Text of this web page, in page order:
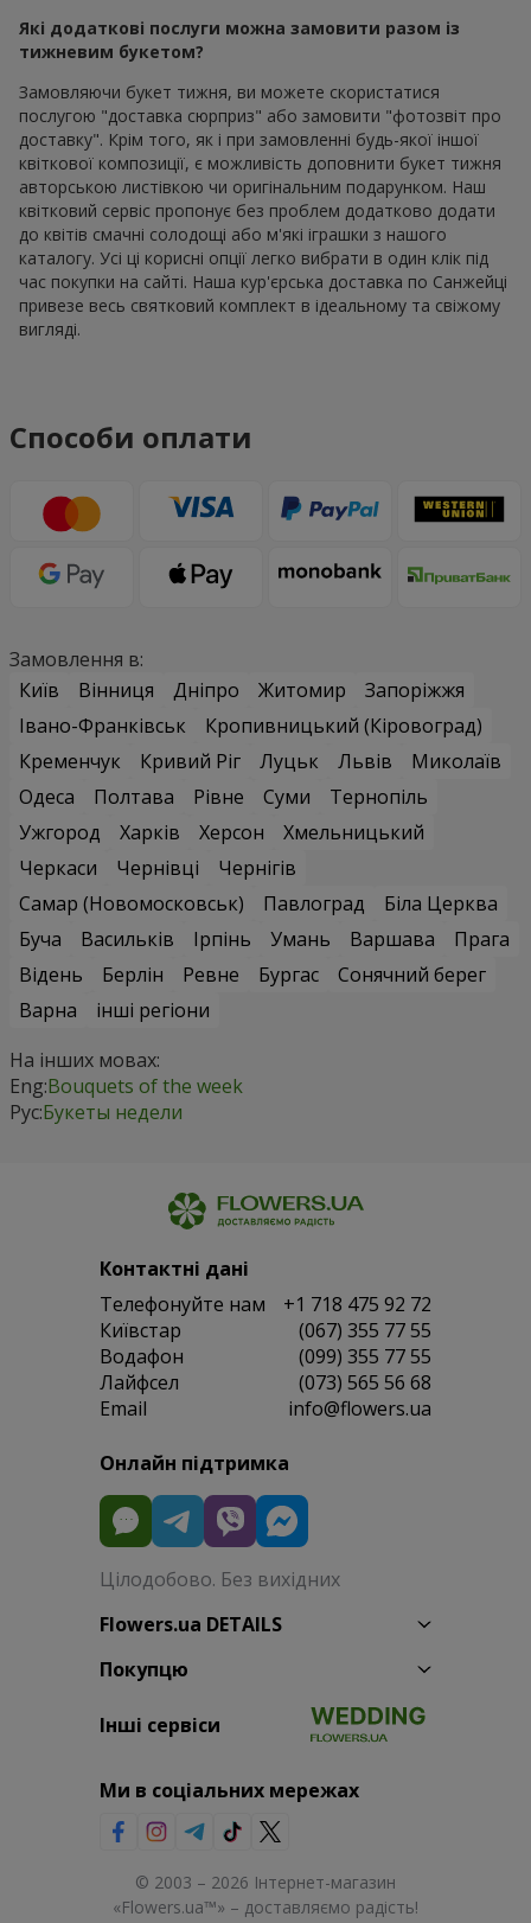
Які додаткові послуги можна замовити разом із
тижневим букетом?
Замовляючи букет тижня, ви можете скористатися
послугою "доставка сюрприз" або замовити "фотозвіт про
доставку". Крім того, як і при замовленні будь-якої іншої
квіткової композиції, є можливість доповнити букет тижня
авторською листівкою чи оригінальним подарунком. Наш
квітковий сервіс пропонує без проблем додатково додати
до квітів смачні солодощі або м'які іграшки з нашого
каталогу. Усі ці корисні опції легко вибрати в один клік під
час покупки на сайті. Наша кур'єрська доставка по Санжейці
привезе весь святковий комплект в ідеальному та свіжому
вигляді.
Способи оплати
Замовлення в:
Київ
Вінниця Дніпро Житомир
Запоріжжя
Івано-Франківськ
Кропивницький (Кіровоград)
Кременчук
Кривий Ріг Луцьк Львів
Миколаїв
Одеса
Полтава Рівне Суми
Тернопіль
Ужгород
Харків Херсон
Хмельницький
Черкаси
Чернівці
Чернігів
Самар (Новомосковськ)
Павлоград
Біла Церква
Буча
Васильків Ірпінь Умань Варшава
Прага
Відень
Берлін Ревне Бургас
Сонячний берег
Варна
інші регіони
На інших мовах:
Eng:Bouquets of the week
Рус:Букеты недели
Контактні дані
Телефонуйте нам
+1 718 475 92 72
Київстар
(067) 355 77 55
Водафон
(099) 355 77 55
Лайфсел
(073) 565 56 68
Email
info@flowers.ua
Онлайн підтримка
Цілодобово. Без вихідних
Flowers.ua DETAILS
Покупцю
Інші сервіси
Ми в соціальних мережах
© 2003 – 2026 Інтернет-магазин
«Flowers.ua™» – доставляємо радість!